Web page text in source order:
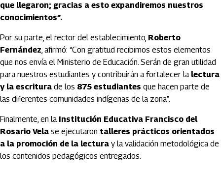
que llegaron; gracias a esto expandiremos nuestros
conocimientos”.
Por su parte, el rector del establecimiento, Roberto
Fernández, afirmó: “Con gratitud recibimos estos elementos
que nos envía el Ministerio de Educación. Serán de gran utilidad
para nuestros estudiantes y contribuirán a fortalecer la lectura
y la escritura de los 875 estudiantes que hacen parte de
las diferentes comunidades indígenas de la zona”.
Finalmente, en laInstitución Educativa Francisco del
Rosario Vela se ejecutaron talleres prácticos orientados
a la promoción de la lectura y la validación metodológica de
los contenidos pedagógicos entregados.